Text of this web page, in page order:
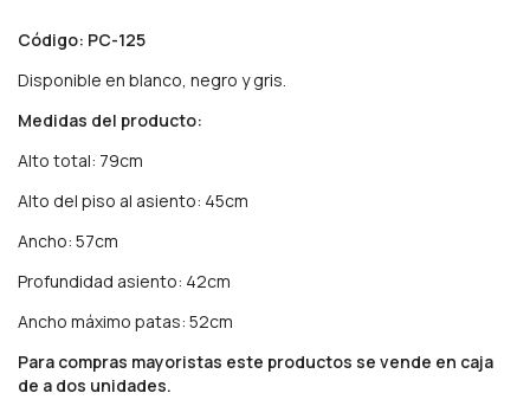
Código: PC-125
Disponible en blanco, negro y gris.
Medidas del producto:
Alto total: 79cm
Alto del piso al asiento: 45cm
Ancho: 57cm
Profundidad asiento: 42cm
Ancho máximo patas: 52cm
Para compras mayoristas este productos se vende en caja
de a dos unidades.